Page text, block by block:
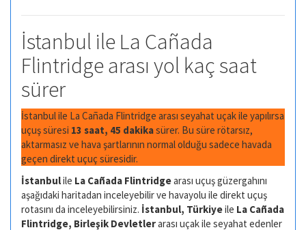
İstanbul ile La Cañada
Flintridge arası yol kaç saat
sürer
İstanbul ile La Cañada Flintridge arası seyahat uçak ile yapılırsa
uçuş süresi 13 saat, 45 dakikasürer. Bu süre rötarsız,
aktarmasız ve hava şartlarının normal olduğu sadece havada
geçen direkt uçuç süresidir.
İstanbulile La Cañada Flintridgearası uçuş güzergahını
aşağıdaki haritadan inceleyebilir ve havayolu ile direkt uçuş
rotasını da inceleyebilirsiniz. İstanbul, Türkiyeile La Cañada
Flintridge, Birleşik Devletlerarası uçak ile seyahat edenler